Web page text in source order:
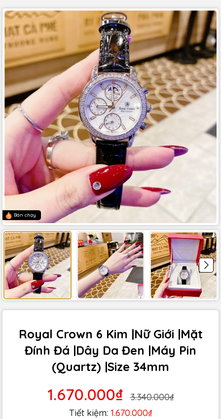
Bán chạy
Royal Crown 6 Kim |Nữ Giới |Mặt
Đính Đá |Dây Da Đen |Máy Pin
(Quartz) |Size 34mm
1.670.000₫
3.340.000₫
Tiết kiệm: 1.670.000₫